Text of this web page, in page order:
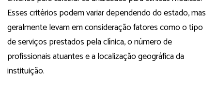
Esses critérios podem variar dependendo do estado, mas
geralmente levam em consideração fatores como o tipo
de serviços prestados pela clínica, o número de
profissionais atuantes e a localização geográfica da
instituição.